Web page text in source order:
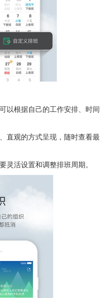
以根据自己的工作安排、时间
直观的方式呈现，随时查看最
灵活设置和调整排班周期。